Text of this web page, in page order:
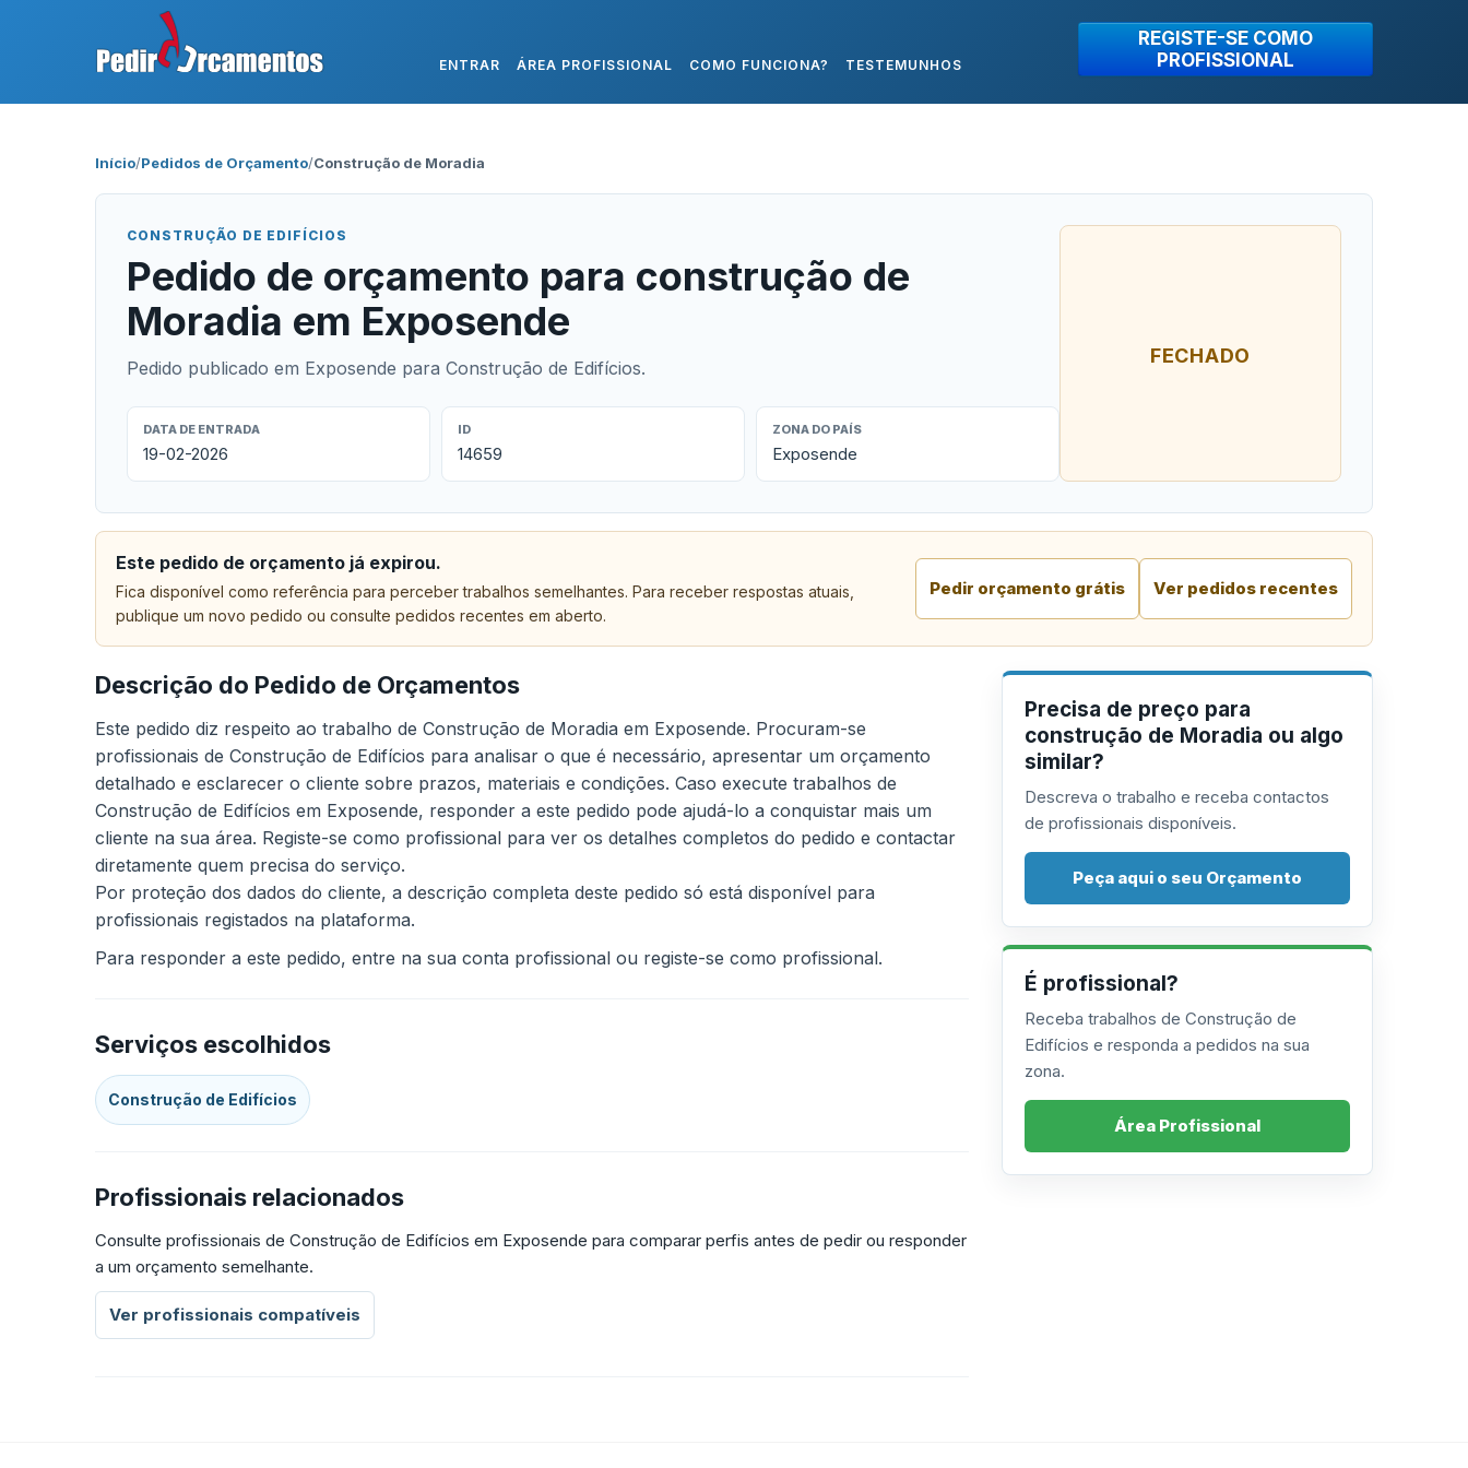
ENTRAR ÁREA PROFISSIONAL COMO FUNCIONA? TESTEMUNHOS
REGISTE-SE COMO
PROFISSIONAL
Início/Pedidos de Orçamento/Construção de Moradia
CONSTRUÇÃO DE EDIFÍCIOS
Pedido de orçamento para construção de
Moradia em Exposende
Pedido publicado em Exposende para Construção de Edifícios.
DATA DE ENTRADA
19-02-2026
ID
14659
ZONA DO PAÍS
Exposende
FECHADO
Este pedido de orçamento já expirou.
Fica disponível como referência para perceber trabalhos semelhantes. Para receber respostas atuais,
publique um novo pedido ou consulte pedidos recentes em aberto.
Pedir orçamento grátis Ver pedidos recentes
Descrição do Pedido de Orçamentos
Este pedido diz respeito ao trabalho de Construção de Moradia em Exposende. Procuram-se
profissionais de Construção de Edifícios para analisar o que é necessário, apresentar um orçamento
detalhado e esclarecer o cliente sobre prazos, materiais e condições. Caso execute trabalhos de
Construção de Edifícios em Exposende, responder a este pedido pode ajudá-lo a conquistar mais um
cliente na sua área. Registe-se como profissional para ver os detalhes completos do pedido e contactar
diretamente quem precisa do serviço.
Por proteção dos dados do cliente, a descrição completa deste pedido só está disponível para
profissionais registados na plataforma.
Para responder a este pedido, entre na sua conta profissional ou registe-se como profissional.
Serviços escolhidos
Construção de Edifícios
Profissionais relacionados
Consulte profissionais de Construção de Edifícios em Exposende para comparar perfis antes de pedir ou responder
a um orçamento semelhante.
Ver profissionais compatíveis
Precisa de preço para
construção de Moradia ou algo
similar?
Descreva o trabalho e receba contactos
de profissionais disponíveis.
Peça aqui o seu Orçamento
É profissional?
Receba trabalhos de Construção de
Edifícios e responda a pedidos na sua
zona.
Área Profissional